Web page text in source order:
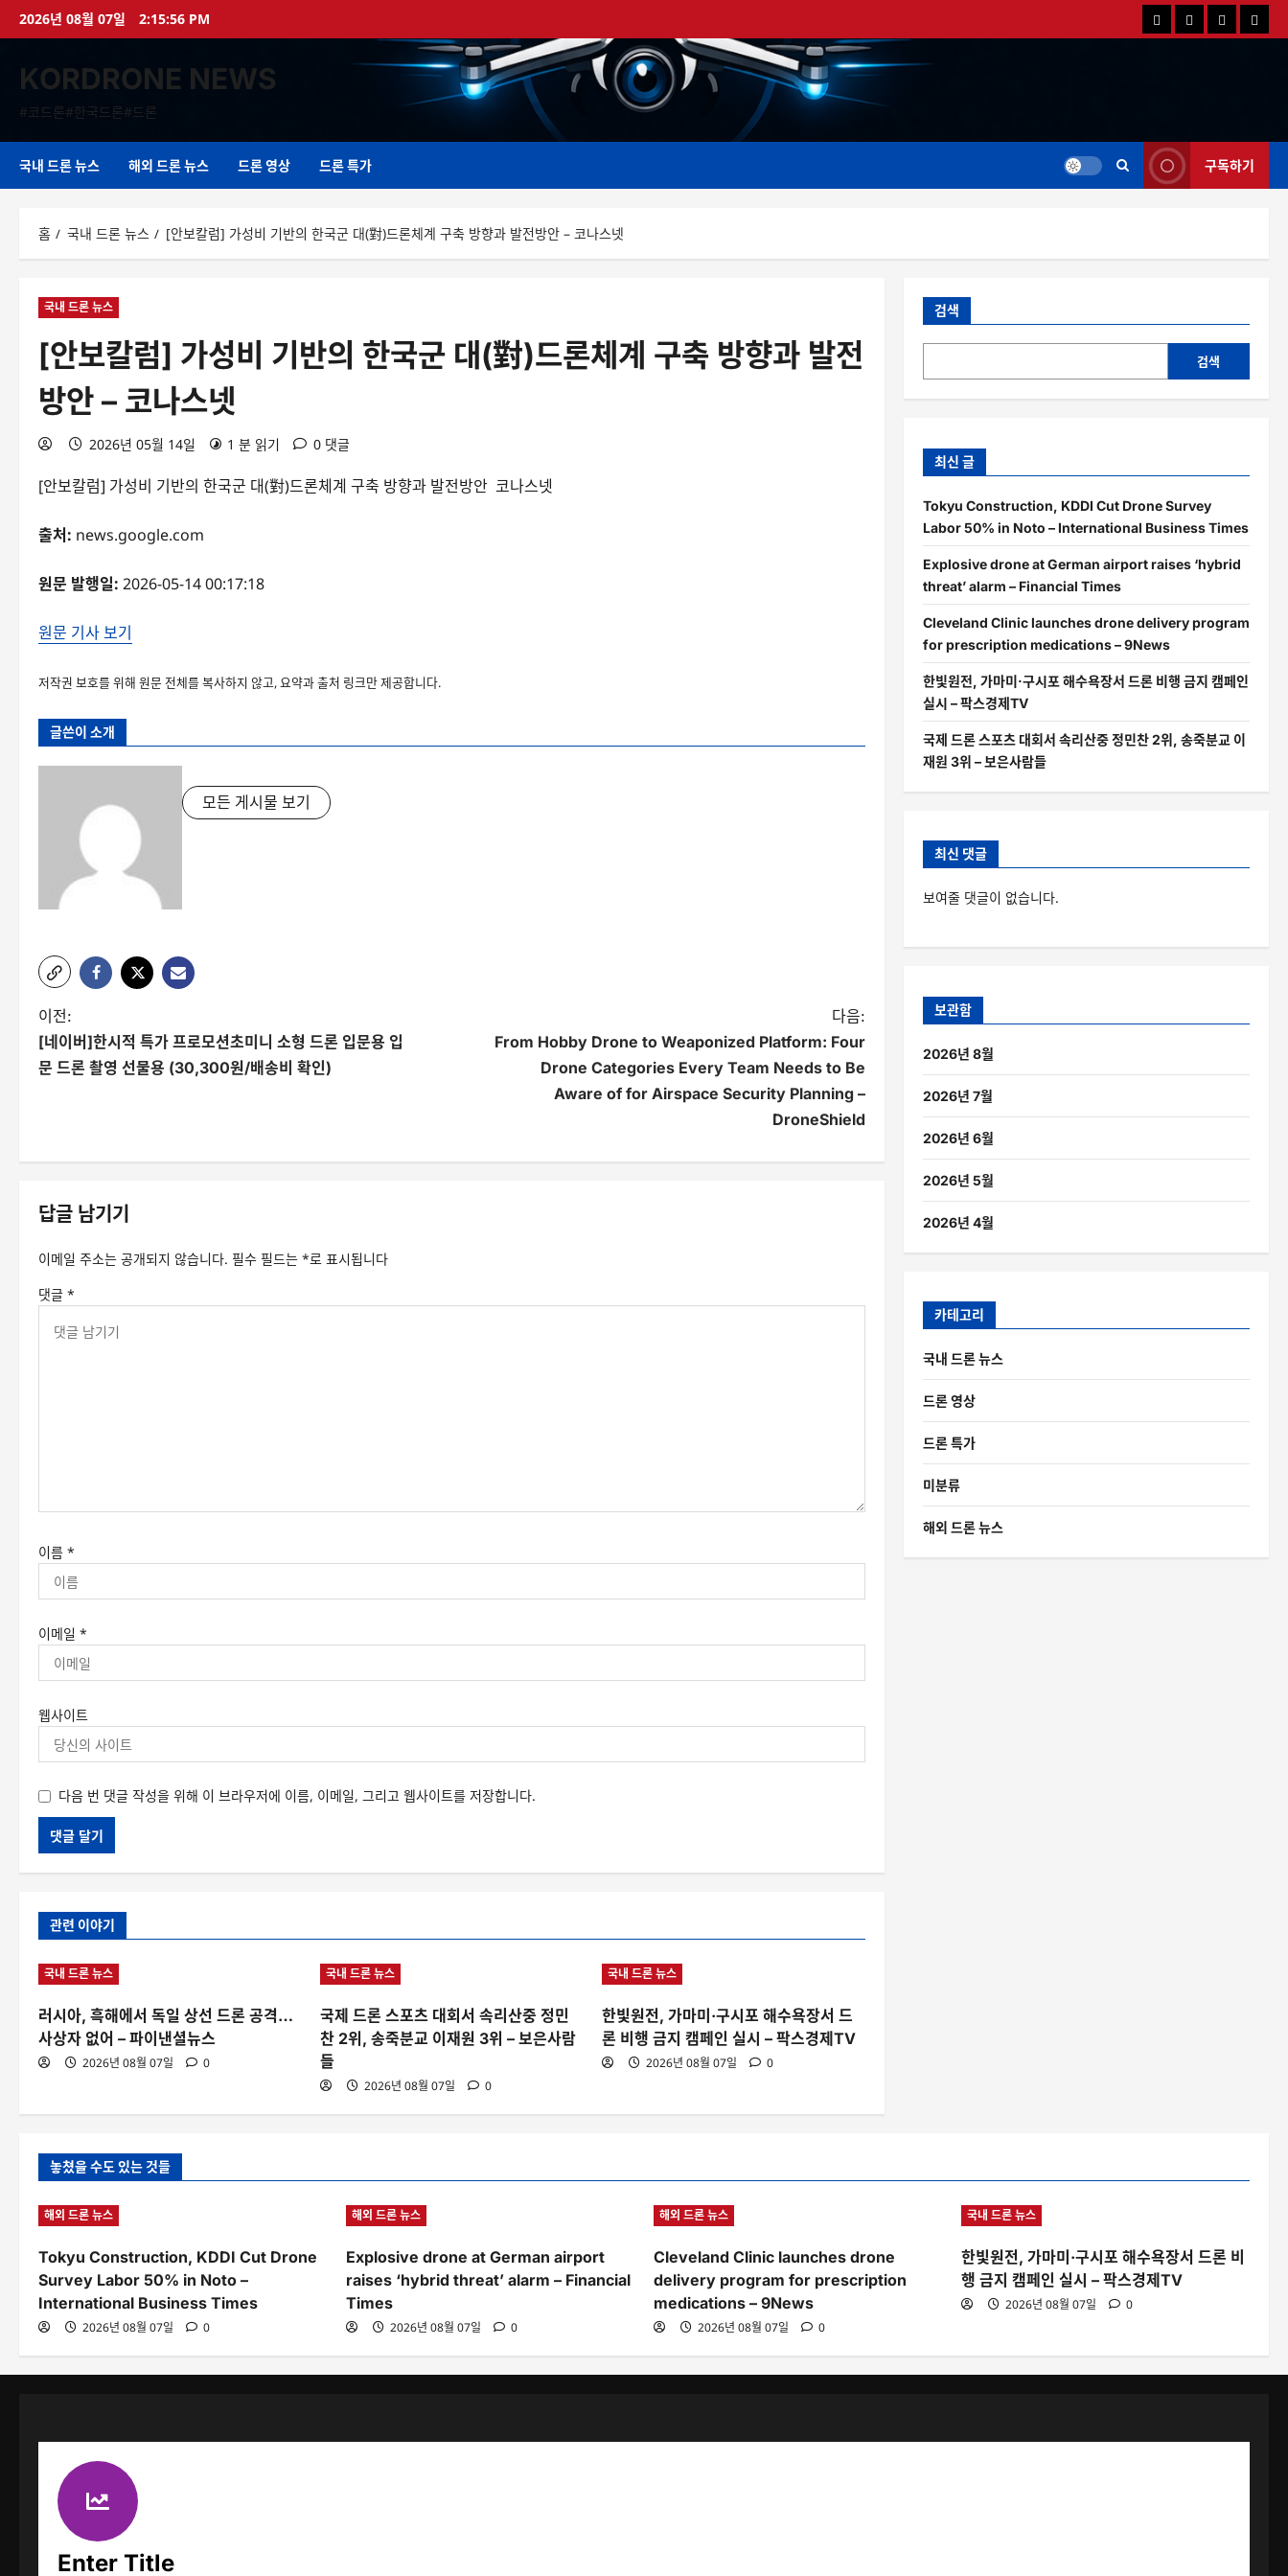
가
2026년 08월 07일 2:15:57 PM 국
스
해
스
드 드
KORDRONE NEWS
#코드론#한국드론#드론
국내 드론 뉴스 해외 드론 뉴스 드론 영상 드론 특가 구독하기
홈 국내 드론 뉴스 [안보칼럼] 가성비 기반의 한국군 대(對)드론체계 구축 방향과 발전방안 – 코나스넷
국내 드론 뉴스
[안보칼럼] 가성비 기반의 한국군 대(對)드론체계 구축 방향과 발전
방안 – 코나스넷
2026년 05월 14일 1 분 읽기 0 댓글
[안보칼럼] 가성비 기반의 한국군 대(對)드론체계 구축 방향과 발전방안 코나스넷
출처: news.google.com
원문 발행일: 2026-05-14 00:17:18
원문 기사 보기
저작권 보호를 위해 원문 전체를 복사하지 않고, 요약과 출처 링크만 제공합니다.
글쓴이 소개
모든 게시물 보기
글
탐
이전:
[네이버]한시적 특가 프로모션초미니 소형 드론 입문용 입
문 드론 촬영 선물용 (30,300원/배송비 확인)
다음:
From Hobby Drone to Weaponized Platform: Four
Drone Categories Every Team Needs to Be
Aware of for Airspace Security Planning –
DroneShield
답글 남기기
이메일 주소는 공개되지 않습니다. 필수 필드는 *로 표시됩니다
댓글 *
이름 *
이메일 *
웹사이트
다음 번 댓글 작성을 위해 이 브라우저에 이름, 이메일, 그리고 웹사이트를 저장합니다.
관련 이야기
국내 드론 뉴스
러시아, 흑해에서 독일 상선 드론 공격…
사상자 없어 – 파이낸셜뉴스
2026년 08월 07일 0
국내 드론 뉴스
국제 드론 스포츠 대회서 속리산중 정민
찬 2위, 송죽분교 이재원 3위 – 보은사람
들
2026년 08월 07일 0
국내 드론 뉴스
한빛원전, 가마미·구시포 해수욕장서 드
론 비행 금지 캠페인 실시 – 팍스경제TV
2026년 08월 07일 0
검색
검색
최신 글
Tokyu Construction, KDDI Cut Drone Survey
Labor 50% in Noto – International Business Times
Explosive drone at German airport raises ‘hybrid
threat’ alarm – Financial Times
Cleveland Clinic launches drone delivery program
for prescription medications – 9News
한빛원전, 가마미·구시포 해수욕장서 드론 비행 금지 캠페인
실시 – 팍스경제TV
국제 드론 스포츠 대회서 속리산중 정민찬 2위, 송죽분교 이
재원 3위 – 보은사람들
최신 댓글
보여줄 댓글이 없습니다.
보관함
2026년 8월
2026년 7월
2026년 6월
2026년 5월
2026년 4월
카테고리
국내 드론 뉴스
드론 영상
드론 특가
미분류
해외 드론 뉴스
놓쳤을 수도 있는 것들
해외 드론 뉴스
Tokyu Construction, KDDI Cut Drone
Survey Labor 50% in Noto –
International Business Times
2026년 08월 07일 0
해외 드론 뉴스
Explosive drone at German airport
raises ‘hybrid threat’ alarm – Financial
Times
2026년 08월 07일 0
해외 드론 뉴스
Cleveland Clinic launches drone
delivery program for prescription
medications – 9News
2026년 08월 07일 0
국내 드론 뉴스
한빛원전, 가마미·구시포 해수욕장서 드론 비
행 금지 캠페인 실시 – 팍스경제TV
2026년 08월 07일 0
Enter Title